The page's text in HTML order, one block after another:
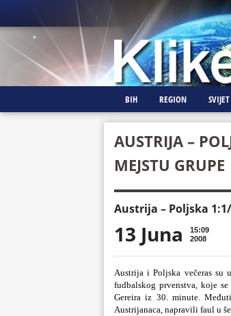
BIH REGION SVIJET
AUSTRIJA –
MEJSTU GRUPE
Austrija – Poljska
13 Juna
15:09
2008
Austrija i Poljska večeras su
fudbalskog prvenstva, koje
Gereira iz 30. minute.
Austrijanaca, napravili faul u